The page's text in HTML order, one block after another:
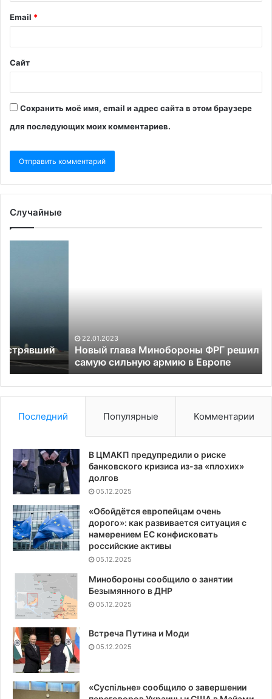
Email *
Сайт
Сохранить моё имя, email и адрес сайта в этом браузере
для последующих моих комментариев.
Случайные
армию
в
Европе
Новый глава Минобороны ФРГ решил создать
самую сильную армию в Европе
Последний Популярные Комментарии
В ЦМАКП предупредили о риске
банковского кризиса из-за «плохих»
долгов
05.12.2025
«Обойдётся европейцам очень
дорого»: как развивается ситуация с
намерением ЕС конфисковать
российские активы
05.12.2025
Минобороны сообщило о занятии
Безымянного в ДНР
05.12.2025
Встреча Путина и Моди
05.12.2025
«Суспiльне» сообщило о завершении